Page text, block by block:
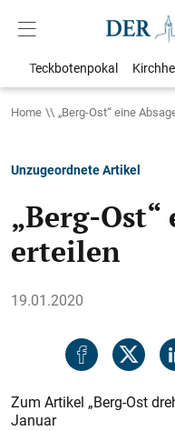
Teckbotenpokal
Home „Berg-Ost“ eine
Unzugeordnete Artikel
„Berg-Ost“
erteilen
19.01.2020
Zum Artikel „Berg-Ost
Januar